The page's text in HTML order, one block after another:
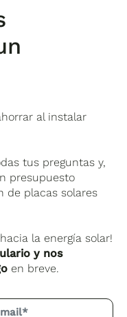
al instalar
tus preguntas y,
presupuesto
de placas solares
la energía solar!
y nos
en breve.